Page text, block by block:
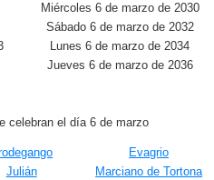
Miércoles 6 de marzo de 2030
Sábado 6 de marzo de 2032
Lunes 6 de marzo de 2034
Jueves 6 de marzo de 2036
celebran el día 6 de marzo
Evagrio
Julián
Marciano de Tortona